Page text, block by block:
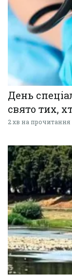
День
свято тих,
2 хв на прочитання